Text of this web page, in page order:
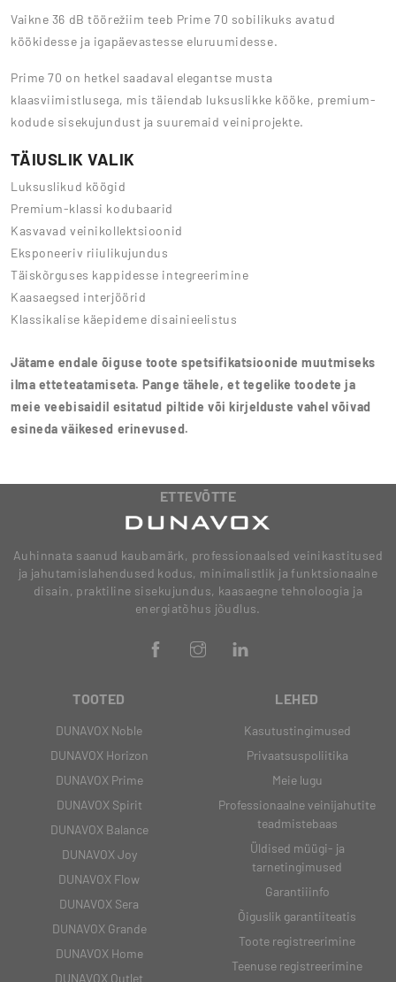
Vaikne 36 dB töörežiim teeb Prime 70 sobilikuks avatud
köökidesse ja igapäevastesse eluruumidesse.
Prime 70 on hetkel saadaval elegantse musta
klaasviimistlusega, mis täiendab luksuslikke kööke, premium-
kodude sisekujundust ja suuremaid veiniprojekte.
TÄIUSLIK VALIK
Luksuslikud köögid
Premium-klassi kodubaarid
Kasvavad veinikollektsioonid
Eksponeeriv riiulikujundus
Täiskõrguses kappidesse integreerimine
Kaasaegsed interjöörid
Klassikalise käepideme disainieelistus
Jätame endale õiguse toote spetsifikatsioonide muutmiseks
ilma etteteatamiseta. Pange tähele, et tegelike toodete ja
meie veebisaidil esitatud piltide või kirjelduste vahel võivad
esineda väikesed erinevused.
ETTEVÕTTE
Auhinnata saanud kaubamärk, professionaalsed veinikastitused
ja jahutamislahendused kodus, minimalistlik ja funktsionaalne
disain, praktiline sisekujundus, kaasaegne tehnoloogia ja
energiatõhus jõudlus.
TOOTED
DUNAVOX Noble
DUNAVOX Horizon
DUNAVOX Prime
DUNAVOX Spirit
DUNAVOX Balance
DUNAVOX Joy
DUNAVOX Flow
DUNAVOX Sera
DUNAVOX Grande
DUNAVOX Home
DUNAVOX Outlet
LEHED
Kasutustingimused
Privaatsuspoliitika
Meie lugu
Professionaalne veinijahutite
teadmistebaas
Üldised müügi- ja
tarnetingimused
Garantiiinfo
Õiguslik garantiiteatis
Toote registreerimine
Teenuse registreerimine